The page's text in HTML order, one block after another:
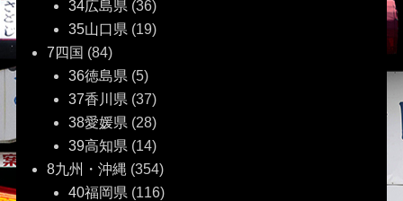
34広島県 (36)
35山口県 (19)
7四国 (84)
36徳島県 (5)
37香川県 (37)
38愛媛県 (28)
39高知県 (14)
8九州・沖縄 (354)
40福岡県 (116)